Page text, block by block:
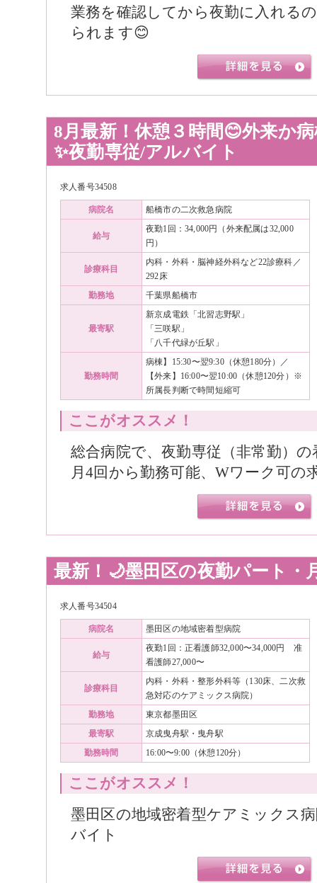
業務を確認してから夜勤に入れる
られます😊
8月最新！休憩３時間😊外来か
✨夜勤専従/アルバイト
求人番号34508
病院名 船橋市の二次救急病院
給与
夜勤1回：34,000円（外来配属は32,000
円）
診療科目
内科・外科・脳神経外科など22診療科／
292床
勤務地
千葉県船橋市
最寄駅
新京成電鉄「北習志野駅」
「三咲駅」
「八千代緑が丘駅」
勤務時間
病棟】15:30〜翌9:30（休憩180分）／
【外来】16:00〜翌10:00（休憩120分）※
所属長判断で時間短縮可
ここがオススメ！
総合病院で、夜勤専従（非常勤）
月4回から勤務可能、Wワーク可の
最新！🌙墨田区の夜勤パート・
求人番号34504
病院名 墨田区の地域密着型病院
給与
夜勤1回：正看護師32,000〜34,000円 准
看護師27,000〜
診療科目
内科・外科・整形外科等（130床、二次救
急対応のケアミックス病院）
勤務地
東京都墨田区
最寄駅
京成曳舟駅・曳舟駅
勤務時間
16:00〜9:00（休憩120分）
ここがオススメ！
墨田区の地域密着型ケアミックス
バイト